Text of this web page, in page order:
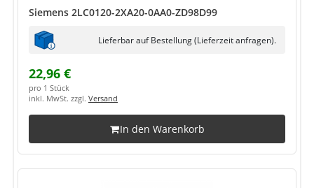
Siemens 2LC0120-2XA20-0AA0-ZD98D99
Lieferbar auf Bestellung (Lieferzeit anfragen).
22,96 €
pro 1 Stück
inkl. MwSt. zzgl. Versand
In den Warenkorb